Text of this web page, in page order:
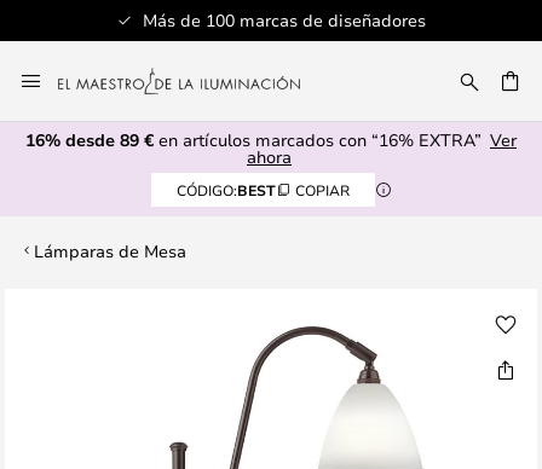
Más de 100 marcas de diseñadores
al
contenido
16% desde 89 € en artículos marcados con “16% EXTRA” Ver
ahora
CÓDIGO:BEST COPIAR
Lámparas de Mesa